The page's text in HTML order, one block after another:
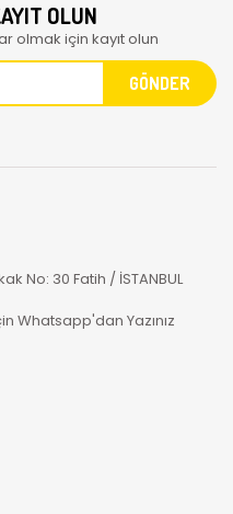
OLUN
olmak için kayıt olun
No: 30 Fatih / İSTANBUL
Whatsapp'dan Yazınız